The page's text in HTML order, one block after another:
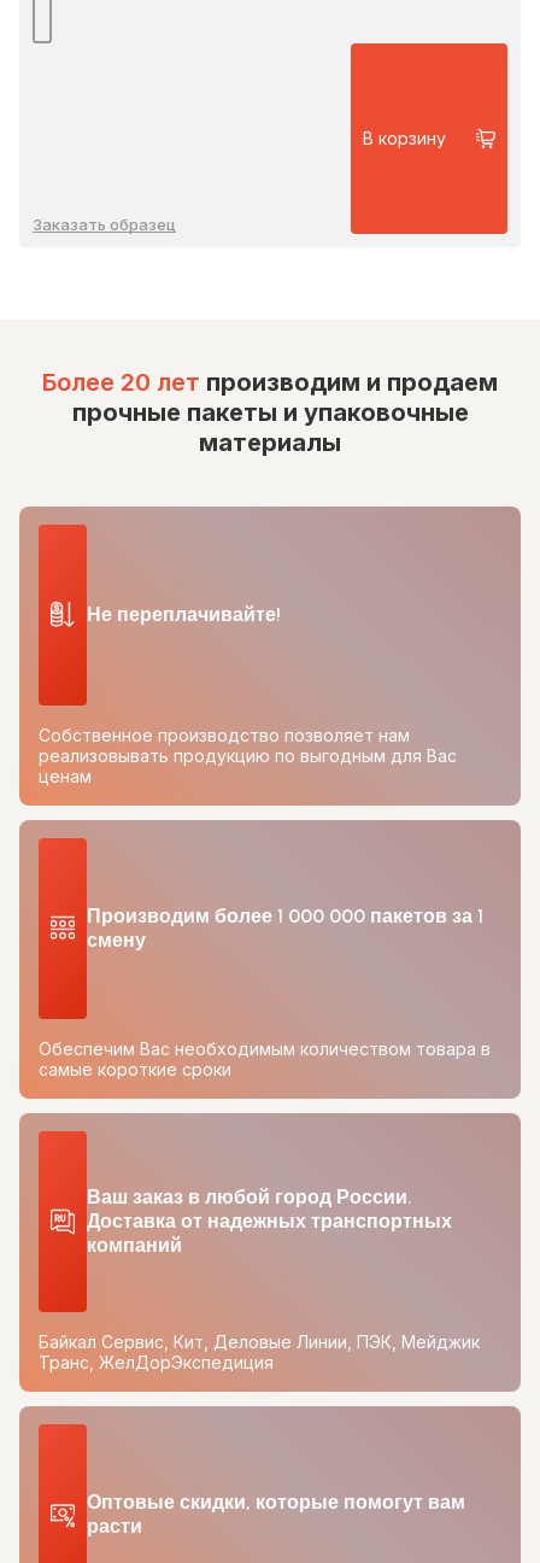
Заказать образец
В корзину
Более 20 лет производим и продаем
прочные пакеты и упаковочные
материалы
Не переплачивайте!
Собственное производство позволяет нам
реализовывать продукцию по выгодным для Вас
ценам
Производим более 1 000 000 пакетов за 1
смену
Обеспечим Вас необходимым количеством товара в
самые короткие сроки
Ваш заказ в любой город России.
Доставка от надежных транспортных
компаний
Байкал Сервис, Кит, Деловые Линии, ПЭК, Мейджик
Транс, ЖелДорЭкспедиция
Оптовые скидки, которые помогут вам
расти